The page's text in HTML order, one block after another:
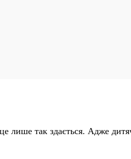
лише так здається. Адже